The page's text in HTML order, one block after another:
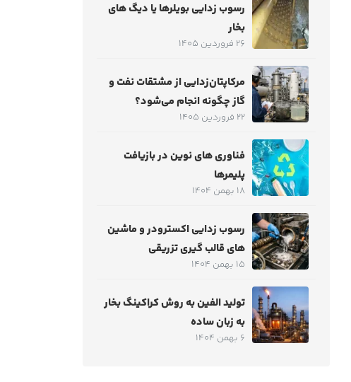
رسوب زدایی بویلرها یا دیگ های
بخار
26 فروردین 1405
مرکاپتان‌زدایی از مشتقات نفت و
گاز چگونه انجام می‌شود؟
22 فروردین 1405
فناوری های نوین در بازیافت
پلیمرها
18 بهمن 1404
رسوب زدایی اکسترودر و ماشین
های قالب گیری تزریقی
15 بهمن 1404
تولید الفین به روش کراکینگ بخار
به زبان ساده
6 بهمن 1404